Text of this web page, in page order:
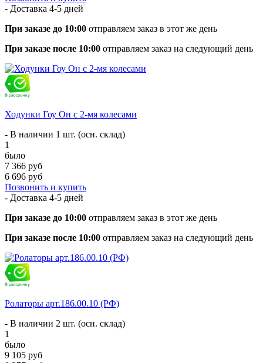
- Доставка 4-5 дней
При заказе до 10:00 отправляем заказ в этот же день
При заказе после 10:00 отправляем заказ на следующий день
Ходунки Гоу Он с 2-мя колесами
- В наличии 1 шт. (осн. склад)
1
было
7 366 руб
6 696 руб
Позвонить и купить
- Доставка 4-5 дней
При заказе до 10:00 отправляем заказ в этот же день
При заказе после 10:00 отправляем заказ на следующий день
Ролаторы арт.186.00.10 (РФ)
- В наличии 2 шт. (осн. склад)
1
было
9 105 руб